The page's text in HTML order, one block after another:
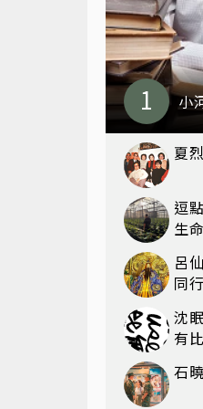
小
夏
逗
生
呂
同
沈
有
石